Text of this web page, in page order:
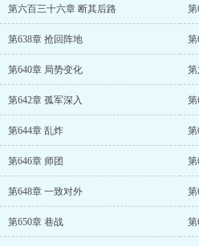
第六百三十六章 断其后路 第
第638章 抢回阵地 第
第640章 局势变化 第
第642章 孤军深入 第
第644章 乱炸 第
第646章 师团 第
第648章 一致对外 第
第650章 巷战 第